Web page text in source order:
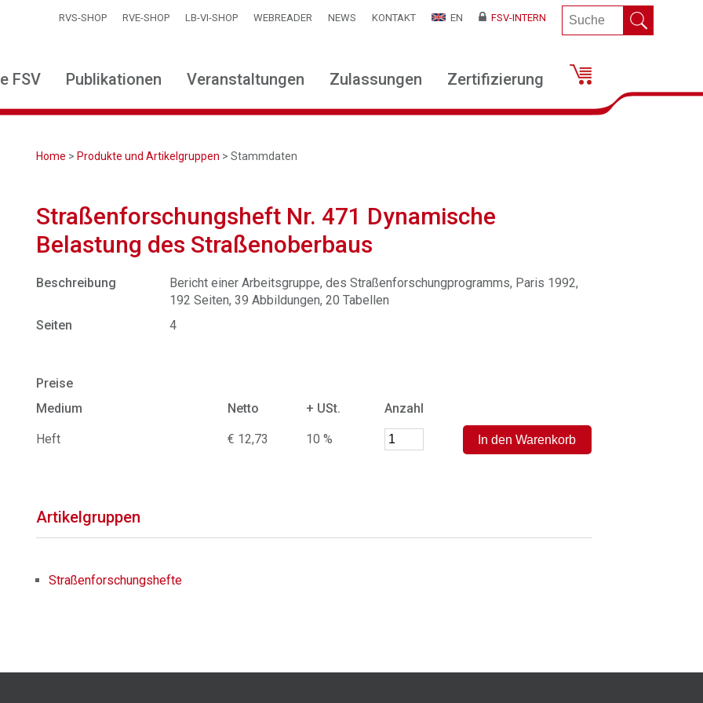
RVS-SHOP RVE-SHOP LB-VI-SHOP WEBREADER NEWS KONTAKT EN FSV-INTERN
FSV Publikationen Veranstaltungen Zulassungen Zertifizierung
Home > Produkte und Artikelgruppen > Stammdaten
Straßenforschungsheft Nr. 471 Dynamische
Belastung des Straßenoberbaus
Beschreibung
Bericht einer Arbeitsgruppe, des Straßenforschungprogramms, Paris 1992,
192 Seiten, 39 Abbildungen, 20 Tabellen
Seiten
4
Preise
Medium
Netto + USt. Anzahl
Heft € 12,73 10 %
Artikelgruppen
Straßenforschungshefte